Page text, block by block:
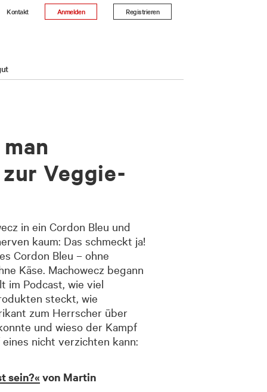
Kontakt Anmelden Registrieren
Veggie-
in ein Cordon Bleu und
kaum: Das schmeckt ja!
Cordon Bleu – ohne
Käse. Machowecz begann
im Podcast, wie viel
steckt, wie
zum Herrscher über
und wieso der Kampf
nicht verzichten kann:
sein?« von Martin